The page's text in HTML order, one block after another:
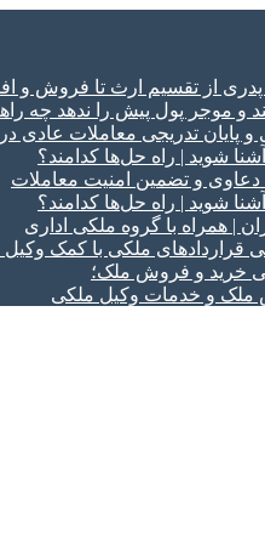
و موجر پول پیش را ندهد چه
و پایان تدریجی معاملات عادی
و تضمین امنیت معاملات
| همراه با گروه ملکی اداری
قراردادهای ملکی با کمک
خرید و فروش ملک؛
ملک و خدمات وکیل ملکی